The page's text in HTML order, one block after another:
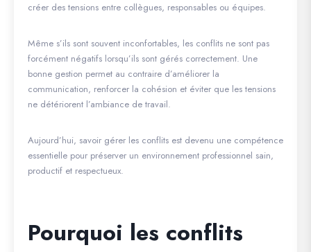
créer des tensions entre collègues, responsables ou équipes.
Même s’ils sont souvent inconfortables, les conflits ne sont pas
forcément négatifs lorsqu’ils sont gérés correctement. Une
bonne gestion permet au contraire d’améliorer la
communication, renforcer la cohésion et éviter que les tensions
ne détériorent l’ambiance de travail.
Aujourd’hui, savoir gérer les conflits est devenu une compétence
essentielle pour préserver un environnement professionnel sain,
productif et respectueux.
Pourquoi les conflits